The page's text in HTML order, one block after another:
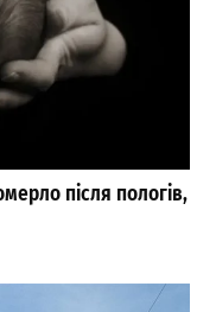
після пологів,